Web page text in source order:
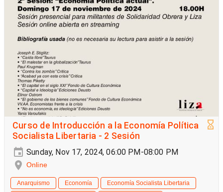
Curso de Introducción a la Economía Política
Socialista Libertaria - 2 Sesión
Sunday, Nov 17, 2024, 06:00 PM-08:00 PM
Online
Anarquismo Economía Economía Socialista Libertaria